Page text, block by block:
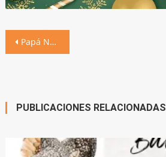
Navegación
Papá Noel llega a Villa Ascasubi
PUBLICACIONES RELACIONADAS